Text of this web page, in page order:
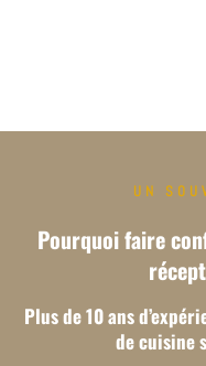
UN
Pourquoi faire
Plus de 10 ans
de cuisine